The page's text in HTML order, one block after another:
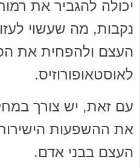
יכולה להגביר את
נקבות, מה שעשוי
העצם ולהפחית את
לאוסטאופורוזיס.
עם זאת, יש צורך
את ההשפעות
העצם בבני אדם.